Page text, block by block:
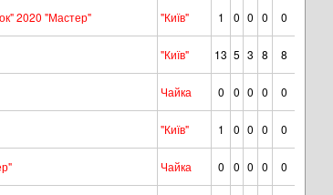
2020 "Мастер" "Київ" 1 0 0 0
0
"Київ" 13 5 3 8
8
Чайка 0 0 0 0
0
"Київ" 1 0 0 0
0
Чайка 0 0 0 0
0